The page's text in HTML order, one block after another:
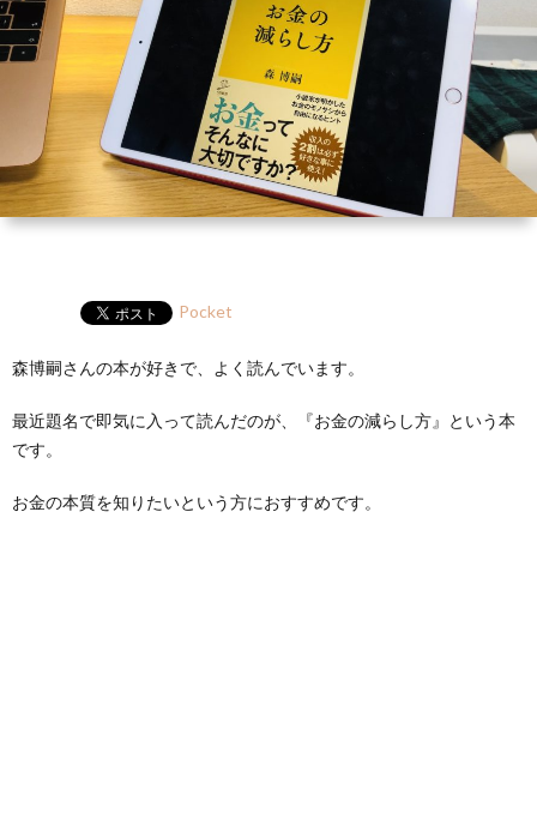
ー・
講
Pocket
森博嗣さんの本が好きで、よく読んでいます。
最近題名で即気に入って読んだのが、『お金の減らし方』という本
です。
お金の本質を知りたいという方におすすめです。